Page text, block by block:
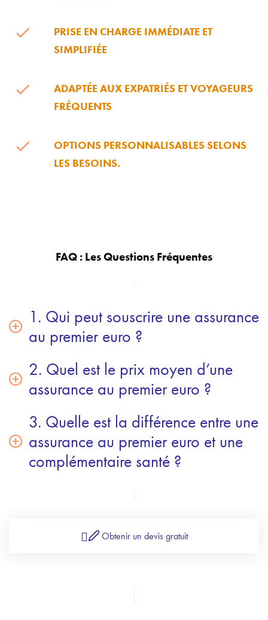
PRISE EN CHARGE IMMÉDIATE ET
SIMPLIFIÉE
ADAPTÉE AUX EXPATRIÉS ET VOYAGEURS
FRÉQUENTS
OPTIONS PERSONNALISABLES SELONS
LES BESOINS.
FAQ : Les Questions Fréquentes
1. Qui peut souscrire une assurance
au premier euro ?
2. Quel est le prix moyen d’une
assurance au premier euro ?
3. Quelle est la différence entre une
assurance au premier euro et une
complémentaire santé ?
Obtenir un devis gratuit